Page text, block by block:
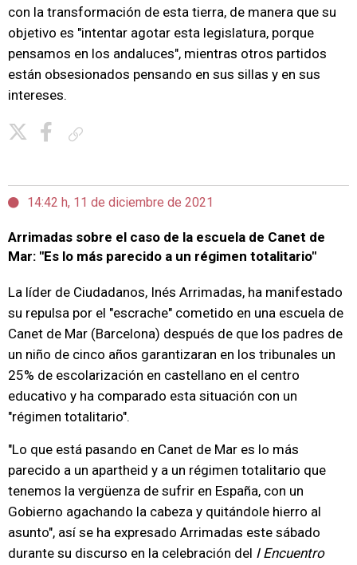
con la transformación de esta tierra, de manera que su
objetivo es "intentar agotar esta legislatura, porque
pensamos en los andaluces", mientras otros partidos
están obsesionados pensando en sus sillas y en sus
intereses.
14:42 h, 11 de diciembre de 2021
Arrimadas sobre el caso de la escuela de Canet de
Mar: "Es lo más parecido a un régimen totalitario"
La líder de Ciudadanos, Inés Arrimadas, ha manifestado
su repulsa por el "escrache" cometido en una escuela de
Canet de Mar (Barcelona) después de que los padres de
un niño de cinco años garantizaran en los tribunales un
25% de escolarización en castellano en el centro
educativo y ha comparado esta situación con un
"régimen totalitario".
"Lo que está pasando en Canet de Mar es lo más
parecido a un apartheid y a un régimen totalitario que
tenemos la vergüenza de sufrir en España, con un
Gobierno agachando la cabeza y quitándole hierro al
asunto", así se ha expresado Arrimadas este sábado
durante su discurso en la celebración del I Encuentro